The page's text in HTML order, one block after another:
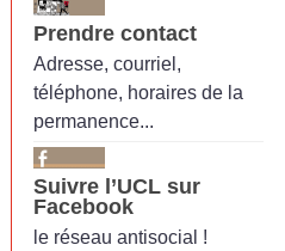
Prendre contact
Adresse, courriel,
téléphone, horaires de la
permanence...
Suivre l’UCL sur
Facebook
le réseau antisocial !